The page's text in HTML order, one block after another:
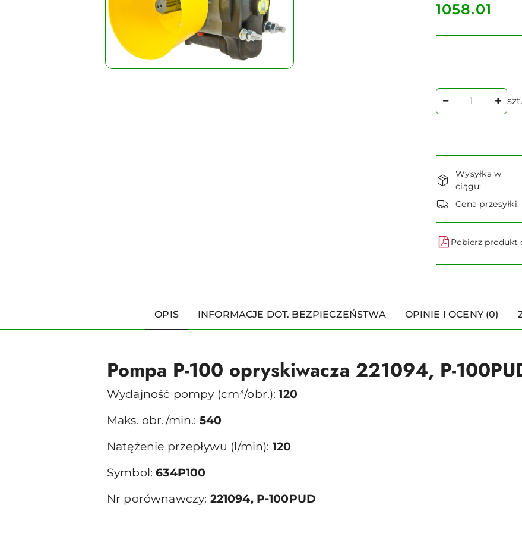
cena:
1058.01
Ilość
szt.
Dostępność
i
dostawa
Wysyłka w
ciągu:
Cena przesyłki:
Pobierz produkt
OPIS INFORMACJE DOT. BEZPIECZEŃSTWA OPINIE I OCENY (0)
Pompa P-100 opryskiwacza 221094, P-
Wydajność pompy (cm³/obr.):120
Maks. obr./min.: 540
Natężenie przepływu (l/min): 120
Symbol:634P100
Nr porównawczy: 221094, P-100PUD